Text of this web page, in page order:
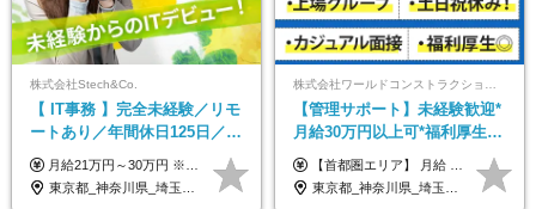
株式会社Stech&Co.
【 IT事務 】完全未経験／リモ
ートあり／年間休日125日／残
業なし／産休育休あり／服
装・髪型自由／毎年昇給
月給21万円～30万円 ※試用期間3ヶ月間の待遇に変動はありません。 ※みなし残業代(月20時間分29,725円～)を含む。（※超過分は追加支給）
東京都_神奈川県_埼玉県_千葉県_大阪府_愛知県_北海道_青森県_岩手県_宮城県_秋田県_山形県_福島県_茨城県_栃木県_群馬県_新潟県_山梨県_長野県_富山県_石川県_福井県_静岡県_岐阜県_三重県_兵庫県_京都府_滋賀県_奈良県_和歌山県_広島県_岡山県_鳥取県_島根県_山口県_徳島県_香川県_愛媛県_高知県_福岡県_熊本県_佐賀県_長崎県_大分県_宮崎県_鹿児島県_沖縄県
株式会社ワールドコンストラクション 【東証一部】 (ワールドホールディングス・グループ)
【管理サポート】未経験歓迎*
月給30万円以上可*福利厚生が
充実！
【首都圏エリア】 月給 291,800円以上 ＋ 各種手当 【北関東エリア】 月給 264,260円以上 ＋ 各種手当 【関西・四国エリア】 月給 278,040円以上 ＋ 各種手当 【中部エリア】 月給 278,040円以上 ＋ 各種手当 【北海道・東北エリア】 月給 247,000円以上 ＋ 各種手当 【九州エリア】 月給 235,540円以上 ＋ 各種手当 【中国エリア】 月給 250,460 円以上 ＋ 各種手当 ※全て年齢・経験・能力などを考慮します。 ※試用期間3ヶ月あり。その間の待遇に変動はありません。 ※固定残業代（20時間分）を含む 首都圏／37,800円以上 北関東／34,260円以上 関西・四国／36,040円以上 中部／36,040円以上 北海道・東北／32,000円以上 九州／30,540円以上 中国／32,460円以上 ※超過分は全額支給 初年度の年収 400万円～900万円
東京都_神奈川県_埼玉県_千葉県_大阪府_愛知県_北海道_青森県_岩手県_宮城県_秋田県_山形県_福島県_茨城県_栃木県_群馬県_新潟県_山梨県_長野県_富山県_石川県_福井県_静岡県_岐阜県_三重県_兵庫県_京都府_滋賀県_奈良県_和歌山県_広島県_岡山県_鳥取県_島根県_山口県_徳島県_香川県_愛媛県_高知県_福岡県_熊本県_佐賀県_長崎県_大分県_宮崎県_鹿児島県_沖縄県